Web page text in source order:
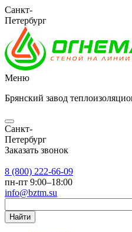
Санкт-
Петербург
Меню
Брянский завод
Санкт-
Петербург
Заказать звонок
8 (800) 222-66-09
пн-пт 9:00–18:00
info@bztm.su
Найти